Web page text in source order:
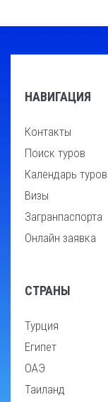
НАВИГАЦИЯ
Контакты
Поиск туров
Календарь туров
Визы
Загранпаспорта
Онлайн заявка
СТРАНЫ
Турция
Египет
ОАЭ
Таиланд